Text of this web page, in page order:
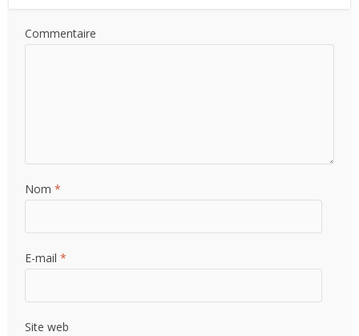
Commentaire
Nom*
E-mail*
Site web